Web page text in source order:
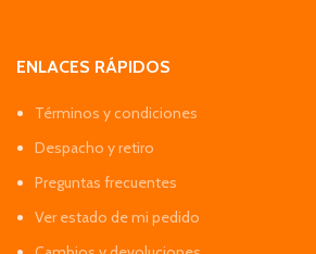
ENLACES RÁPIDOS
Términos y condiciones
Despacho y retiro
Preguntas frecuentes
Ver estado de mi pedido